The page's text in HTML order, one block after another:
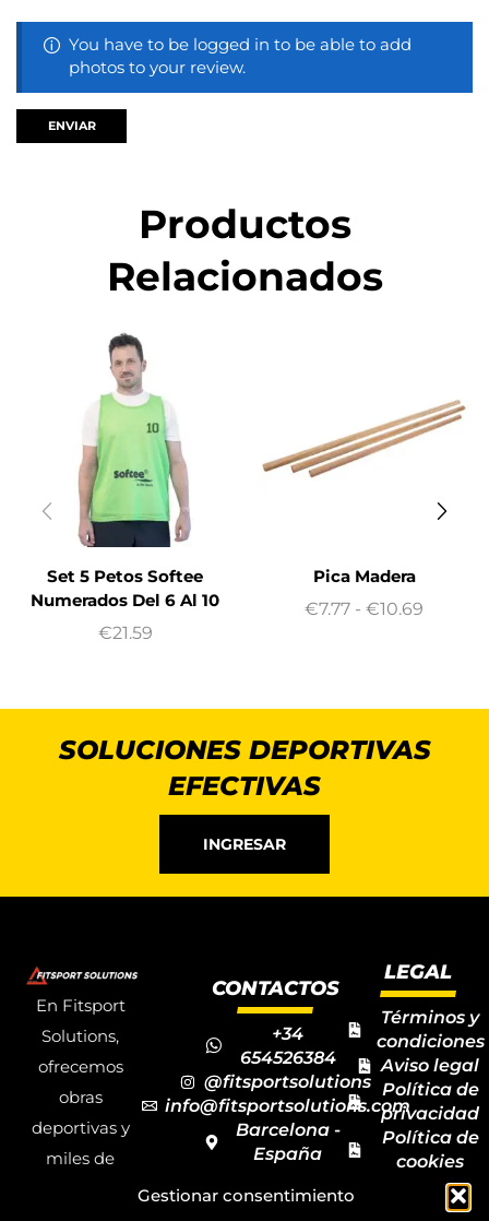
Gestionar consentimiento
You have to be logged in to be able to add
photos to your review.
Productos
Relacionados
Set 5 Petos Softee
Numerados Del 6 Al 10
€21.59
Pica Madera
€7.77 - €10.69
SOLUCIONES DEPORTIVAS
EFECTIVAS
INGRESAR
En Fitsport
Solutions,
ofrecemos
obras
deportivas y
miles de
CONTACTOS
+34
654526384
@fitsportsolutions
info@fitsportsolutions.com
Barcelona -
España
de contacto
LEGAL
Términos y
condiciones
Aviso legal
Política de
privacidad
Política de
cookies
Mapa del